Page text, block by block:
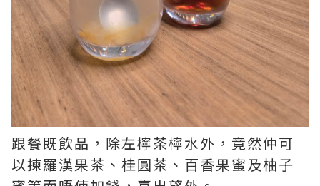
跟餐既飲品，除左檸茶檸水外，竟然仲可
以揀羅漢果茶、桂圓茶、百香果蜜及柚子